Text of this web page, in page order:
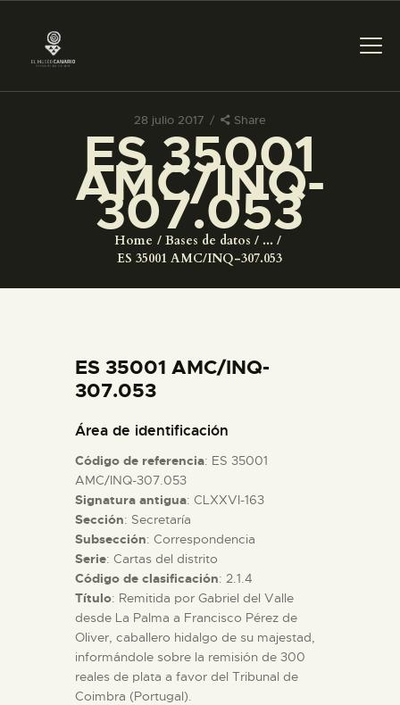
28 julio 2017 Share
ES 35001
AMC/INQ-
307.053
Home Bases de datos
...
ES 35001 AMC/INQ-307.053
PREPARAR LA VISITA
ACTIVIDADES
COLECCIONES
ESPAÑOL
PREPARAR LA VISITA
ACTIVIDADES
█
EL MUSEO
ES 35001 AMC/INQ-
307.053
Área de identificación
Código de referencia: ES 35001
AMC/INQ-307.053
Signatura antigua: CLXXVI-163
Sección: Secretaría
Subsección: Correspondencia
Serie: Cartas del distrito
Código de clasificación: 2.1.4
Título: Remitida por Gabriel del Valle
desde La Palma a Francisco Pérez de
Oliver, caballero hidalgo de su majestad,
informándole sobre la remisión de 300
reales de plata a favor del Tribunal de
Coimbra (Portugal).